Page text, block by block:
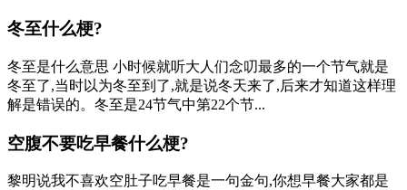
冬至什么梗?
冬至是什么意思 小时候就听大人们念叨最多的一个节气就是
冬至了,当时以为冬至到了,就是说冬天来了,后来才知道这样理
解是错误的。冬至是24节气中第22个节...
空腹不要吃早餐什么梗?
黎明说我不喜欢空肚子吃早餐是一句金句,你想早餐大家都是